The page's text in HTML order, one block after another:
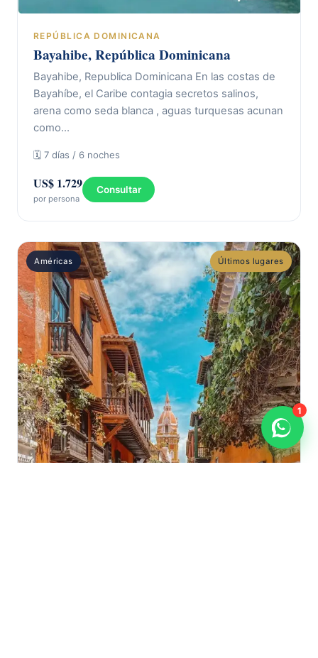
REPÚBLICA DOMINICANA
Bayahibe, República Dominicana
Bayahibe, Republica Dominicana En las costas de
Bayahíbe, el Caribe contagia secretos salinos,
arena como seda blanca , aguas turquesas acunan
como…
🗓 7 días / 6 noches
US$ 1.729
por persona
Consultar
Américas Últimos lugares
1